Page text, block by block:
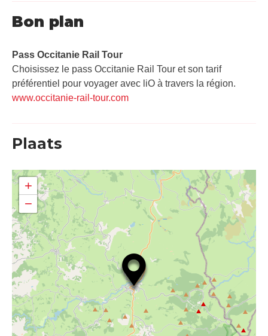
Bon plan
Pass Occitanie Rail Tour​
Choisissez le pass Occitanie Rail Tour et son tarif
préférentiel pour voyager avec liO à travers la région.
www.occitanie-rail-tour.com
Plaats
+
−